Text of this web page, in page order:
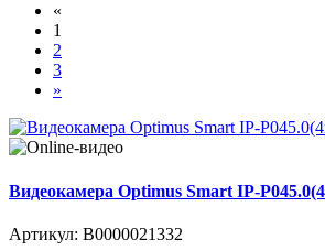
«
1
2
3
»
Видеокамера Optimus Smart IP-
Артикул: В0000021332